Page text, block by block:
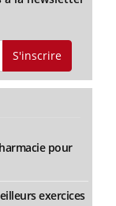
S'inscrire
pour
exercices